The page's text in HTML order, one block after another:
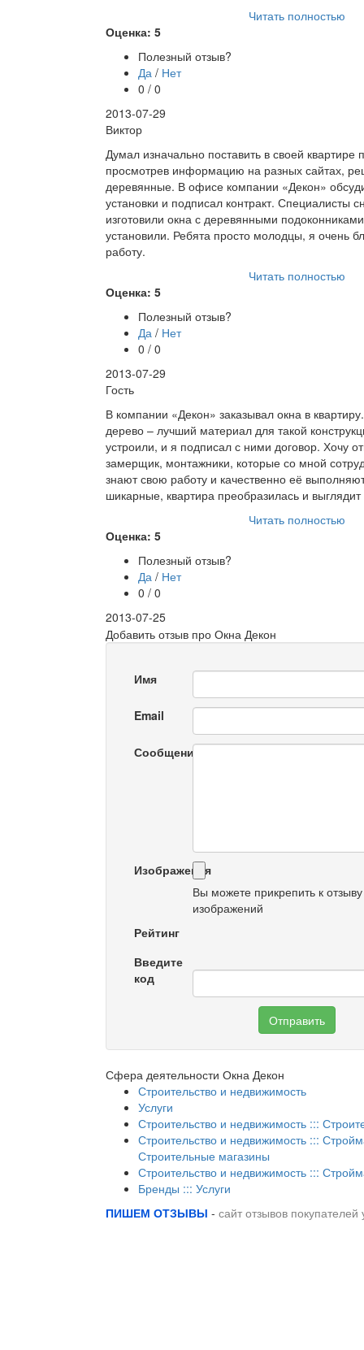
Читать полностью
Оценка: 5
Полезный отзыв?
Да / Нет
0 / 0
2013-07-29
Виктор
Думал изначально поставить в своей квартире
просмотрев информацию на разных сайтах,
деревянные. В офисе компании «Декон»
установки и подписал контракт. Специалисты
изготовили окна с деревянными
установили. Ребята просто молодцы, я очень
работу.
Читать полностью
Оценка: 5
Полезный отзыв?
Да / Нет
0 / 0
2013-07-29
Гость
В компании «Декон» заказывал окна в
дерево – лучший материал для такой
устроили, и я подписал с ними договор. Хочу
замерщик, монтажники, которые со мной
знают свою работу и качественно её
шикарные, квартира преобразилась и
Читать полностью
Оценка: 5
Полезный отзыв?
Да / Нет
0 / 0
2013-07-25
Добавить отзыв про Окна Декон
Имя
Email
Сообщение
Изображения
Вы можете прикрепить к
изображений
Рейтинг
Введите
код
Отправить
Сфера деятельности Окна Декон
Строительство и недвижимость
Услуги
Строительство и недвижимость :::
Строительство и недвижимость :::
Строительные магазины
Строительство и недвижимость :::
Бренды ::: Услуги
ПИШЕМ ОТЗЫВЫ - сайт отзывов покупателей